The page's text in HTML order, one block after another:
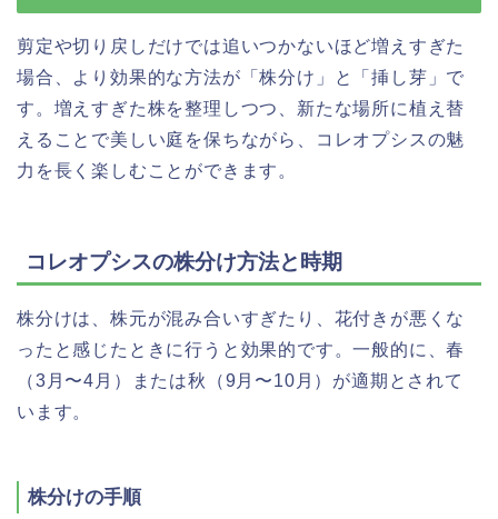
剪定や切り戻しだけでは追いつかないほど増えすぎた
場合、より効果的な方法が「株分け」と「挿し芽」で
す。増えすぎた株を整理しつつ、新たな場所に植え替
えることで美しい庭を保ちながら、コレオプシスの魅
力を長く楽しむことができます。
コレオプシスの株分け方法と時期
株分けは、株元が混み合いすぎたり、花付きが悪くな
ったと感じたときに行うと効果的です。一般的に、春
（3月〜4月）または秋（9月〜10月）が適期とされて
います。
株分けの手順